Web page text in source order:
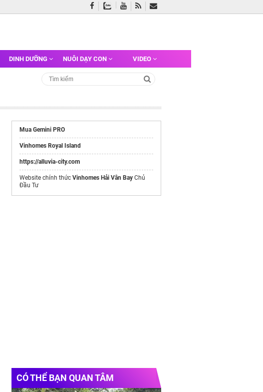
DINH DƯỠNG NUÔI DẠY CON VIDEO
Mua Gemini PRO
Vinhomes Royal Island
https://alluvia-city.com
Website chính thức Vinhomes Hải Vân Bay Chủ
Đầu Tư
CÓ THỂ BẠN QUAN TÂM